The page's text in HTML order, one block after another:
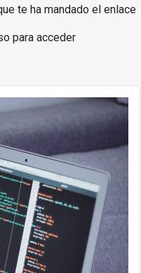
te ha mandado el enlace
para acceder